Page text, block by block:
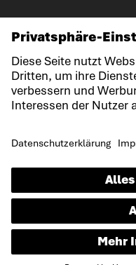
Impressum
Datenschutz
Erklärung zur